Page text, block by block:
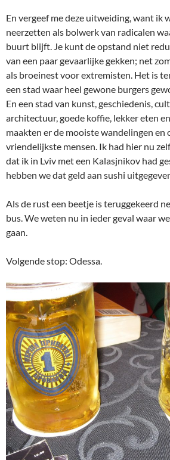
En vergeef me deze uitweiding, want ik
neerzetten als bolwerk van radicalen
buurt blijft. Je kunt de opstand niet
van een paar gevaarlijke gekken; net
als broeinest voor extremisten. Het is
een stad waar heel gewone burgers
En een stad van kunst, geschiedenis,
architectuur, goede koffie, lekker eten
maakten er de mooiste wandelingen
vriendelijkste mensen. Ik had hier nu
dat ik in Lviv met een Kalasjnikov had
hebben we dat geld aan sushi
Als de rust een beetje is teruggekeerd
bus. We weten nu in ieder geval waar
gaan.
Volgende stop: Odessa.